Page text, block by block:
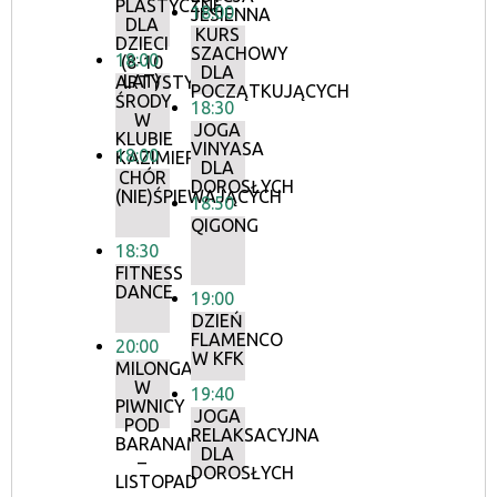
PLASTYCZNE
DLA
DZIECI
(8-10
LAT)
18:00
ARTYSTYCZNE
ŚRODY
W
KLUBIE
KAZIMIERZ
18:00
CHÓR
(NIE)ŚPIEWAJĄCYCH
18:30
FITNESS
DANCE
20:00
MILONGA
W
PIWNICY
POD
BARANAMI
–
LISTOPAD
JESIENNA
18:00
KURS
SZACHOWY
DLA
POCZĄTKUJĄCYCH
18:30
JOGA
VINYASA
DLA
DOROSŁYCH
18:50
QIGONG
19:00
DZIEŃ
FLAMENCO
W KFK
19:40
JOGA
RELAKSACYJNA
DLA
DOROSŁYCH